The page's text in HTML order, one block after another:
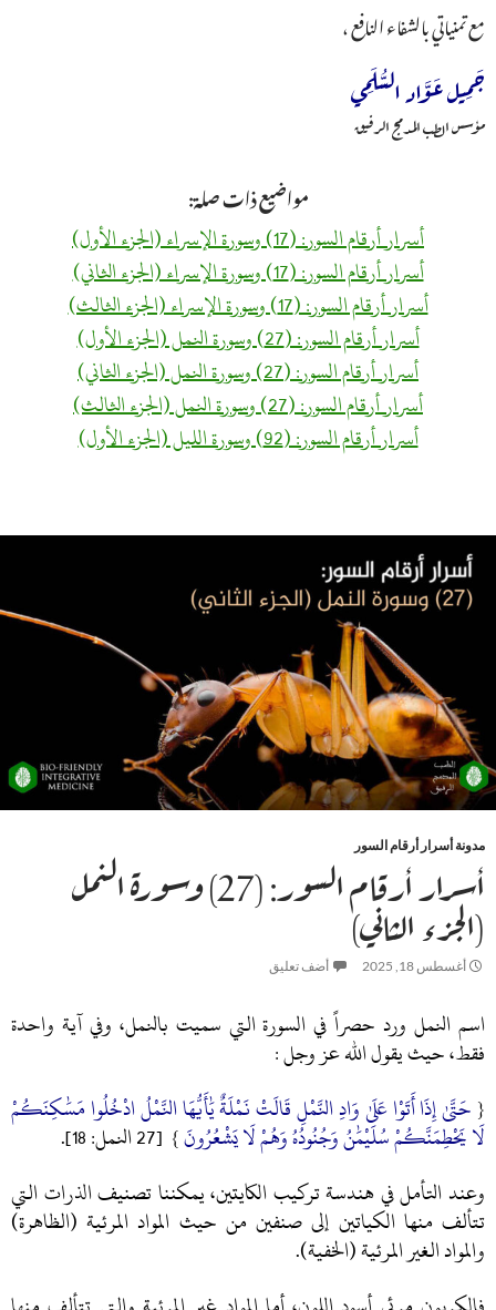
مع تمنياتي بالشفاء النافع ،
جَمِيل عَوَّاد السُّلَمِي
مؤسس الطب المدمج الرفيق
مواضيع ذات صلة:
أسرار أرقام السور: (17) وسورة الإسراء (الجزء الأول)
أسرار أرقام السور: (17) وسورة الإسراء (الجزء الثاني)
أسرار أرقام السور: (17) وسورة الإسراء (الجزء الثالث)
أسرار أرقام السور: (27) وسورة النمل (الجزء الأول)
أسرار أرقام السور: (27) وسورة النمل (الجزء الثاني)
أسرار أرقام السور: (27) وسورة النمل (الجزء الثالث)
أسرار أرقام السور: (92) وسورة الليل (الجزء الأول)
مدونة أسرار أرقام السور
أسرار أرقام السور: (27) وسورة النمل
(الجزء الثاني)
أغسطس 18, 2025 أضف تعليق
اسم النمل ورد حصراً في السورة التي سميت بالنمل، وفي آية واحدة
فقط، حيث يقول الله عز وجل :
{ حَتَّىٰ إِذَا أَتَوْا عَلَىٰ وَادِ النَّمْلِ قَالَتْ نَمْلَةٌ يَٰأَيُّهَا النَّمْلُ ادْخُلُوا مَسَٰكِنَكُمْ
لَا يَحْطِمَنَّكُمْ سُلَيْمَٰنُ وَجُنُودُهُ وَهُمْ لَا يَشْعُرُونَ} [27 النمل: 18].
وعند التأمل في هندسة تركيب الكايتين، يمكننا تصنيف الذرات التي
تتألف منها الكياتين إلى صنفين من حيث المواد المرئية (الظاهرة)
والمواد الغير المرئية (الخفية).